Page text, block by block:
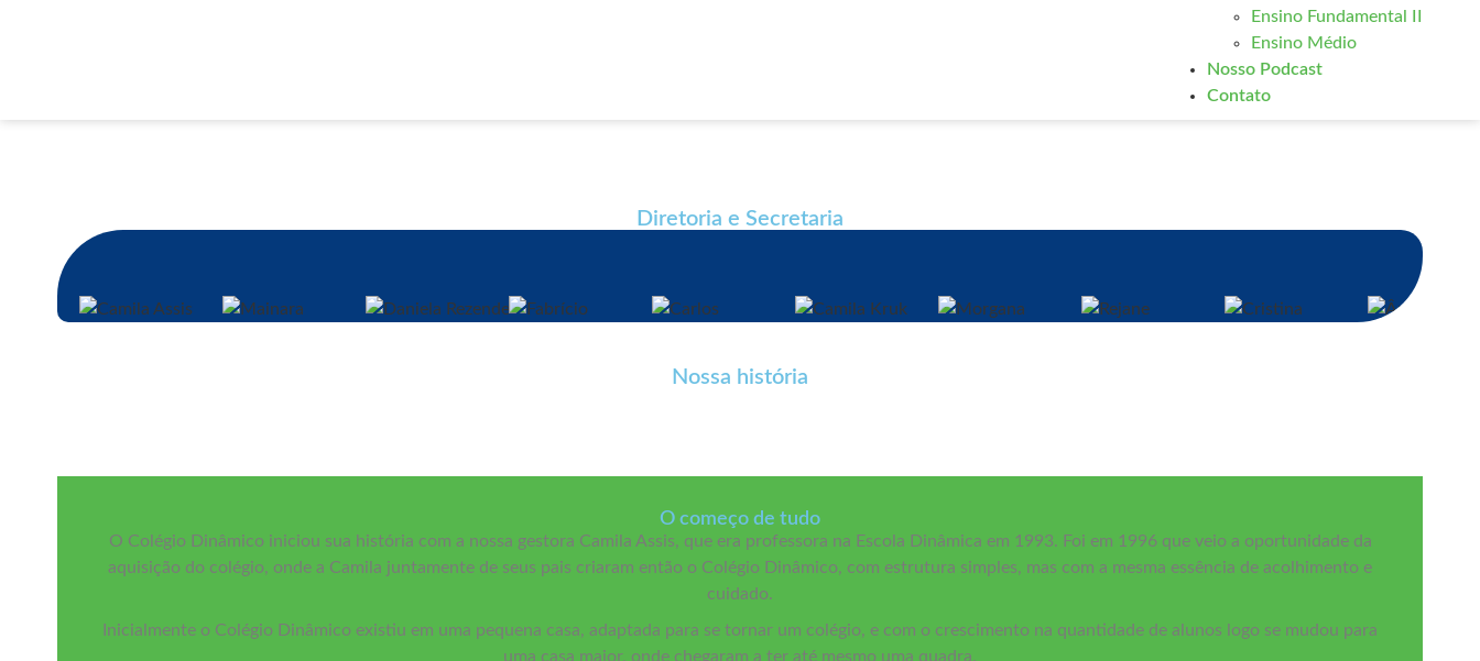
Ensino Fundamental II
Ensino Médio
Nosso Podcast
Contato
Diretoria e Secretaria
Ensino fundamental anos iniciais
Nossa história
O começo de tudo
O Colégio Dinâmico iniciou sua história com a nossa gestora Camila Assis, que era professora na Escola Dinâmica em 1993. Foi em 1996 que veio a oportunidade da
aquisição do colégio, onde a Camila juntamente de seus pais criaram então o Colégio Dinâmico, com estrutura simples, mas com a mesma essência de acolhimento e
cuidado.
Inicialmente o Colégio Dinâmico existiu em uma pequena casa, adaptada para se tornar um colégio, e com o crescimento na quantidade de alunos logo se mudou para
uma casa maior, onde chegaram a ter até mesmo uma quadra.